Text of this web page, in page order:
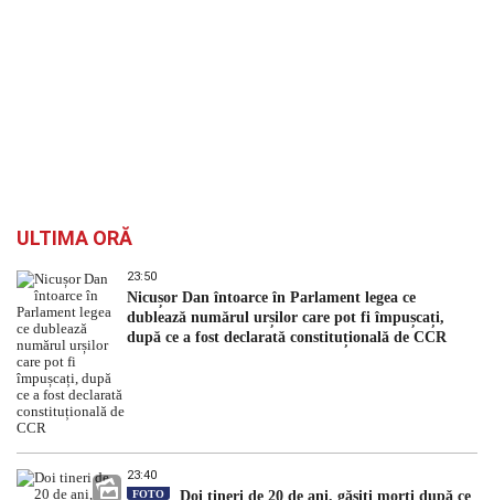
ULTIMA ORĂ
23:50
Nicușor Dan întoarce în Parlament legea ce
dublează numărul urșilor care pot fi împușcați,
după ce a fost declarată constituțională de CCR
23:40
FOTO
Doi tineri de 20 de ani, găsiți morți după ce